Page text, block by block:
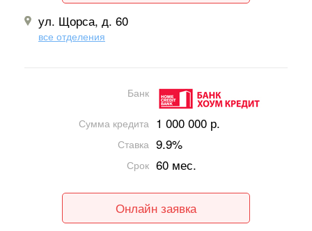
ул. Щорса, д. 60
все отделения
Банк
Сумма кредита 1 000 000 р.
Ставка 9.9%
Срок 60 мес.
Онлайн заявка